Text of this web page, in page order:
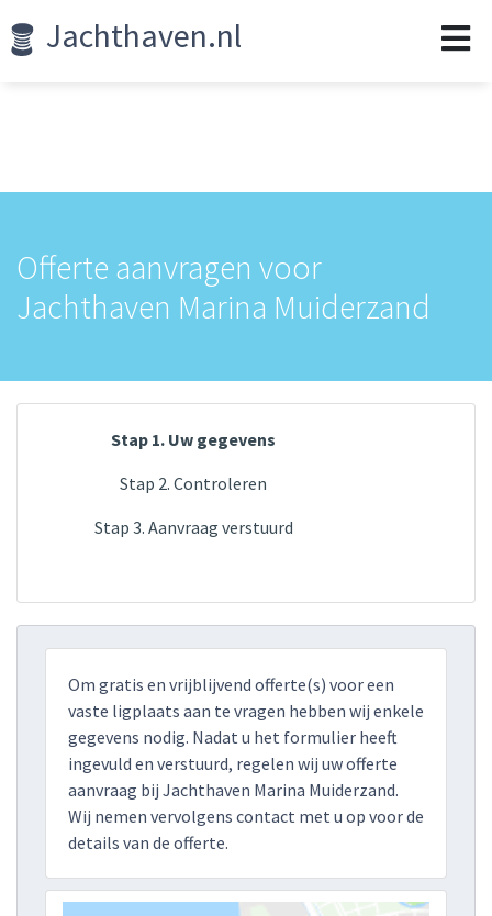
Jachthaven.nl
Offerte aanvragen voor
Jachthaven Marina Muiderzand
Stap 1. Uw gegevens
Stap 2. Controleren
Stap 3. Aanvraag verstuurd
Om gratis en vrijblijvend offerte(s) voor een
vaste ligplaats aan te vragen hebben wij enkele
gegevens nodig. Nadat u het formulier heeft
ingevuld en verstuurd, regelen wij uw offerte
aanvraag bij Jachthaven Marina Muiderzand.
Wij nemen vervolgens contact met u op voor de
details van de offerte.